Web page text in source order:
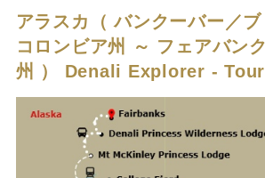
アラスカ（ バンクーバー／
コロンビア州 ～ フェアバン
州 ） Denali Explorer -